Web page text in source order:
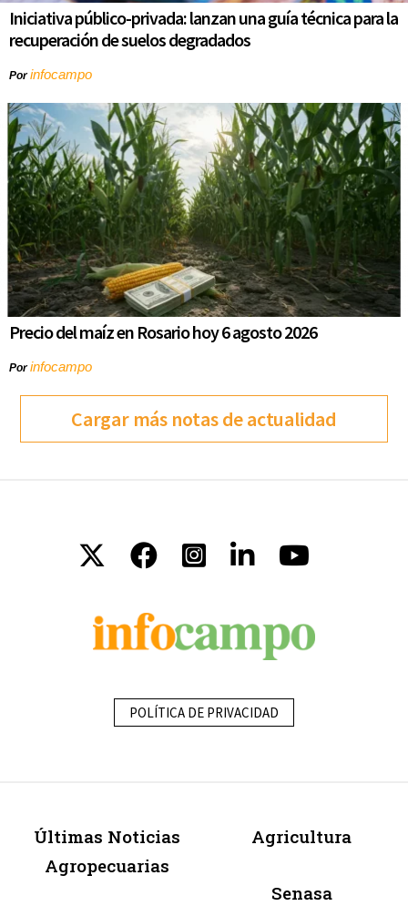
Iniciativa público-privada: lanzan una guía técnica para la
recuperación de suelos degradados
Porinfocampo
Precio del maíz en Rosario hoy 6 agosto 2026
Porinfocampo
Cargar más notas de actualidad
POLÍTICA DE PRIVACIDAD
Últimas Noticias
Agropecuarias
Agricultura
Senasa